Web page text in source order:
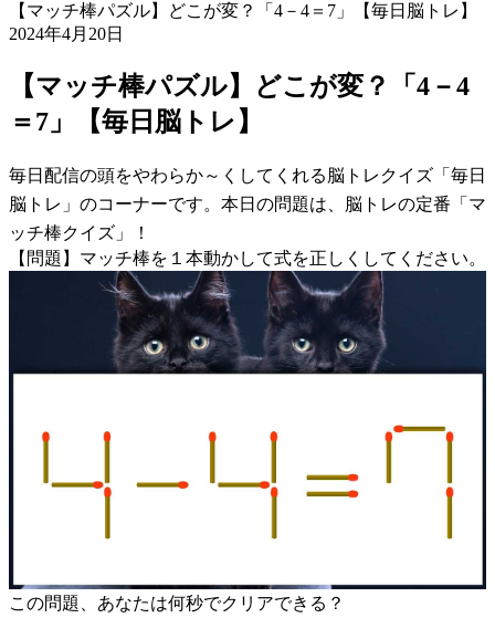
【マッチ棒パズル】どこが変？「4－4＝7」【毎日脳トレ】
2024年4月20日
【マッチ棒パズル】どこが変？「4－4
＝7」【毎日脳トレ】
毎日配信の頭をやわらか～くしてくれる脳トレクイズ「毎日
脳トレ」のコーナーです。本日の問題は、脳トレの定番「マ
ッチ棒クイズ」！
【問題】マッチ棒を１本動かして式を正しくしてください。
この問題、あなたは何秒でクリアできる？